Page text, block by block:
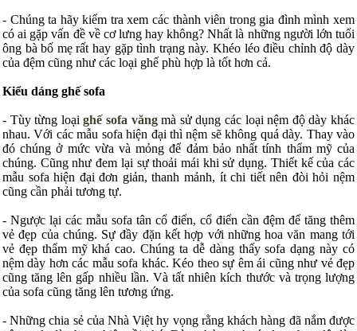
- Chúng ta hãy kiểm tra xem các thành viên trong gia đình mình xem
có ai gặp vấn đề về cơ lưng hay không? Nhất là những người lớn tuổi
ông bà bố mẹ rất hay gặp tình trạng này. Khéo léo điều chỉnh độ dày
của đệm cũng như các loại ghế phù hợp là tốt hơn cả.
Kiểu dáng ghế sofa
- Tùy từng loạighế sofa văngmà sử dụng các loại nệm độ dày khác
nhau. Với các mẫu sofa hiện đại thì nệm sẽ không quá dày. Thay vào
đó chúng ở mức vừa và mỏng để đảm bảo nhất tính thẩm mỹ của
chúng. Cũng như đem lại sự thoải mái khi sử dụng. Thiết kế của các
mẫu sofa hiện đại đơn giản, thanh mảnh, ít chi tiết nên đòi hỏi nệm
cũng cần phải tương tự.
- Ngược lại các mẫu sofa tân cổ điển, cổ điển cần đệm để tăng thêm
vẻ đẹp của chúng. Sự đầy đặn kết hợp với những hoa văn mang tới
vẻ đẹp thẩm mỹ khá cao. Chúng ta dễ dàng thấy sofa dạng này có
nệm dày hơn các mẫu sofa khác. Kéo theo sự êm ái cũng như vẻ đẹp
cũng tăng lên gấp nhiều lần. Và tất nhiên kích thước và trọng lượng
của sofa cũng tăng lên tương ứng.
- Những chia sẻ của Nhà Việt hy vọng rằng khách hàng đã nắm được